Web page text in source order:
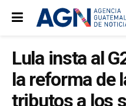
Lula insta al
la reforma de
tributos a los